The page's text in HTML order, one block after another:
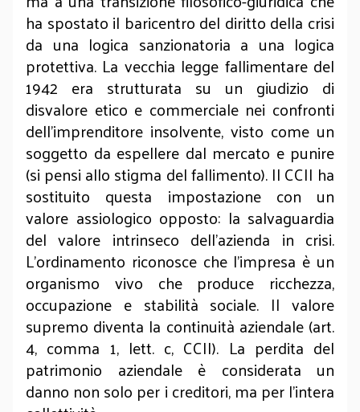
ha spostato il baricentro del diritto della crisi
da una logica sanzionatoria a una logica
protettiva. La vecchia legge fallimentare del
1942 era strutturata su un giudizio di
disvalore etico e commerciale nei confronti
dell'imprenditore insolvente, visto come un
soggetto da espellere dal mercato e punire
(si pensi allo stigma del fallimento). Il CCII ha
sostituito questa impostazione con un
valore assiologico opposto: la salvaguardia
del valore intrinseco dell'azienda in crisi.
L'ordinamento riconosce che l'impresa è un
organismo vivo che produce ricchezza,
occupazione e stabilità sociale. Il valore
supremo diventa la continuità aziendale (art.
4, comma 1, lett. c, CCII). La perdita del
patrimonio aziendale è considerata un
danno non solo per i creditori, ma per l'intera